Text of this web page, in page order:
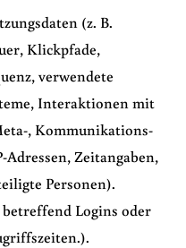
(z. B.
Klickpfade,
verwendete
Interaktionen mit
, Kommunikations-
Zeitangaben,
Personen).
Logins oder